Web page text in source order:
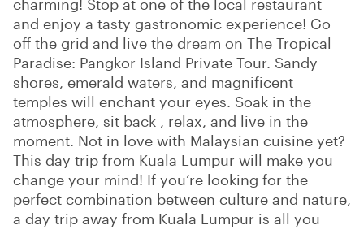
charming! Stop at one of the local restaurant
and enjoy a tasty gastronomic experience! Go
off the grid and live the dream on The Tropical
Paradise: Pangkor Island Private Tour. Sandy
shores, emerald waters, and magnificent
temples will enchant your eyes. Soak in the
atmosphere, sit back , relax, and live in the
moment. Not in love with Malaysian cuisine yet?
This day trip from Kuala Lumpur will make you
change your mind! If you’re looking for the
perfect combination between culture and nature,
a day trip away from Kuala Lumpur is all you